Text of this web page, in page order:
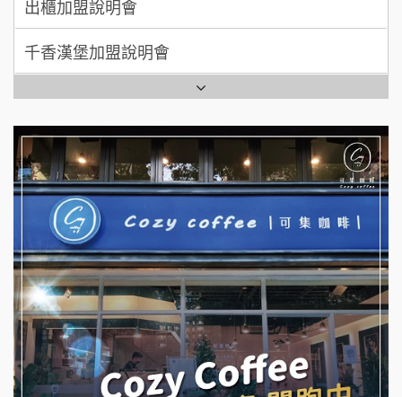
拾鑶火鍋加盟說明會
全家加盟說明會
台灣G湯加盟說明會
彭富貴加盟說明會
NU PASTA義大利麵加盟說明會
潮鍋癮加盟說明會
蓁伙烤倆吃加盟說明會
霏等茶加盟說明會
早安山丘加盟說明會
千香漢堡加盟說明會
七盞茶加盟說明會
拉亞漢堡加盟說明會
杜芳子古味茶鋪加盟說明會
優握握×酸奶大獅加盟說明會
冬城門加盟說明會
拾鑶火鍋加盟說明會
阿性情趣無人販售所加盟明會
龍涎居好湯加盟說明會